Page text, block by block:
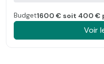
Budget1600 € soit 400 €
Voir